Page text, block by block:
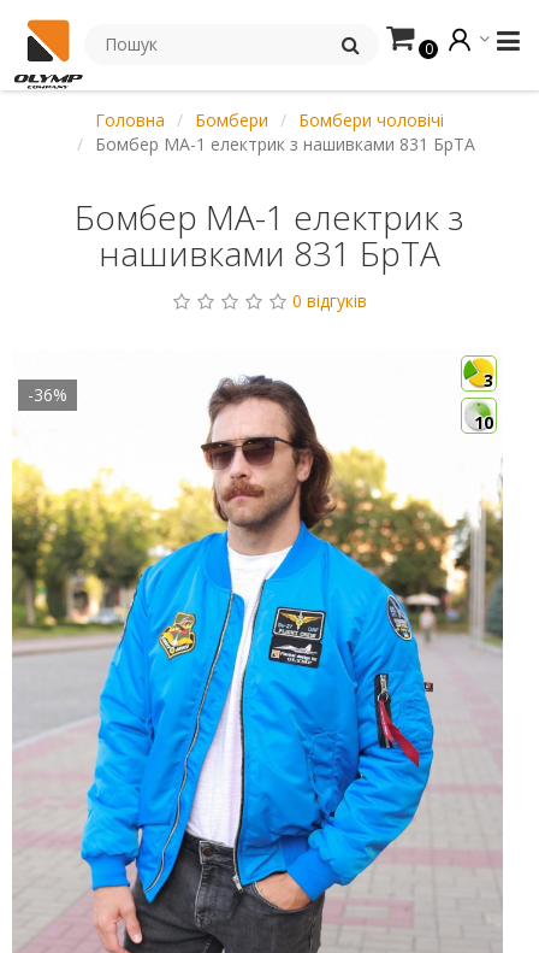
0
Головна Бомбери
Бомбери чоловічі
Бомбер MA-1 електрик з нашивками 831 БрТА
Бомбер MA-1 електрик з
нашивками 831 БрТА
0 відгуків
-36%
3
10